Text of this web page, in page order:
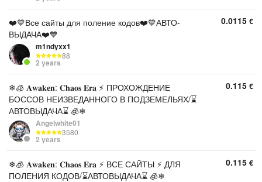
❤️💙Все сайты для поление кодов❤️💙АВТО-
ВЫДАЧА❤️💙
m1ndyxx1
88
2 years
0.0115 €
❄🧊 𝐀𝐰𝐚𝐤𝐞𝐧: 𝐂𝐡𝐚𝐨𝐬 𝐄𝐫𝐚 ⚡ ПРОХОЖДЕНИЕ
БОССОВ НЕИЗВЕДАННОГО В ПОДЗЕМЕЛЬЯХ/⌛
АВТОВЫДАЧА⌛ 🧊❄
Angelwhite01
3580
2 years
0.115 €
❄🧊 𝐀𝐰𝐚𝐤𝐞𝐧: 𝐂𝐡𝐚𝐨𝐬 𝐄𝐫𝐚 ⚡ ВСЕ САЙТЫ ⚡ ДЛЯ
ПОЛЕНИЯ КОДОВ/⌛АВТОВЫДАЧА⌛ 🧊❄
0.115 €